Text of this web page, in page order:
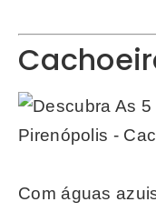
Com águas